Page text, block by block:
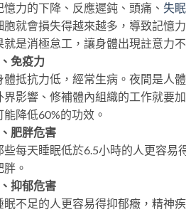
憶力的下降、反應遲鈍、頭痛、 失眠
胞就會損失得越來越多，導致記憶
就是消極怠工，讓身體出現註意力
免疫力
體抵抗力低，經常生病。夜間是人
界影響、修補體內組織的工作就要
能降低60%的功效。
肥胖危害
些每天睡眠低於6.5小時的人更容易
胖。
抑郁危害
眠不足的人更容易得抑郁癥，精神